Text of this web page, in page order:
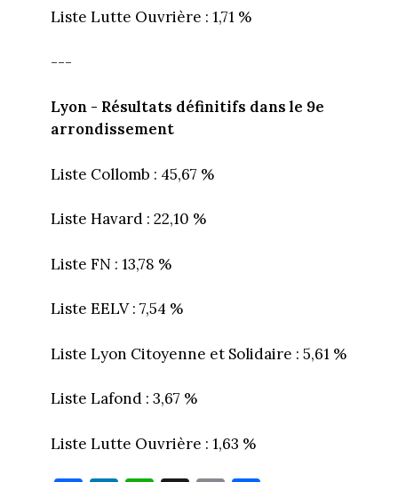
Liste Lutte Ouvrière : 1,71 %
---
Lyon - Résultats définitifs dans le 9e
arrondissement
Liste Collomb : 45,67 %
Liste Havard : 22,10 %
Liste FN : 13,78 %
Liste EELV : 7,54 %
Liste Lyon Citoyenne et Solidaire : 5,61 %
Liste Lafond : 3,67 %
Liste Lutte Ouvrière : 1,63 %